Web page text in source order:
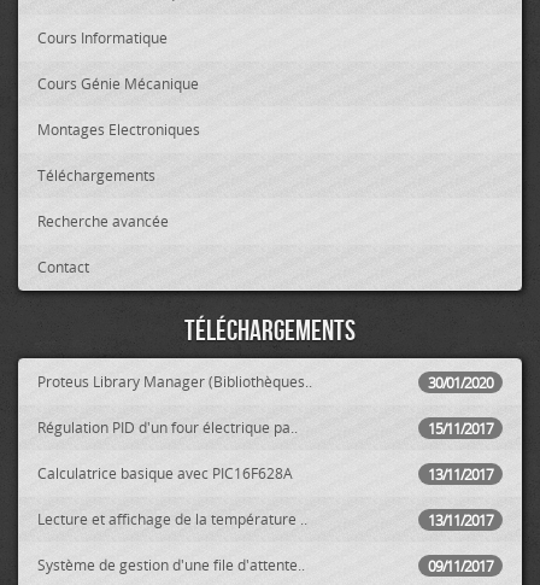
Cours Informatique
Cours Génie Mécanique
Montages Electroniques
Téléchargements
Recherche avancée
Contact
Téléchargements
30/01/2020
Proteus Library Manager (Bibliothèques..
15/11/2017
Régulation PID d'un four électrique pa..
13/11/2017
Calculatrice basique avec PIC16F628A
13/11/2017
Lecture et affichage de la température ..
09/11/2017
Système de gestion d'une file d'attente..